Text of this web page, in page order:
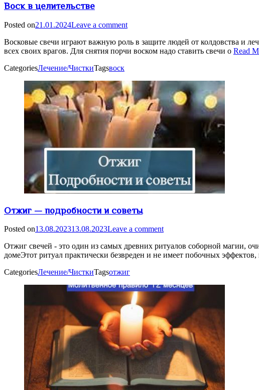
Воск в целительстве
Posted on21.01.2024Leave a comment
Восковые свечи играют важную роль в защите людей от колдовства и
всех своих врагов. Для снятия порчи воском надо ставить свечи о Read
CategoriesЛечение/ЧисткиTagsвоск
Отжиг — подробности и советы
Posted on13.08.202313.08.2023Leave a comment
Отжиг свечей - это один из самых древних ритуалов соборной магии,
домеЭтот ритуал практически безвреден и не имеет побочных
CategoriesЛечение/ЧисткиTagsотжиг